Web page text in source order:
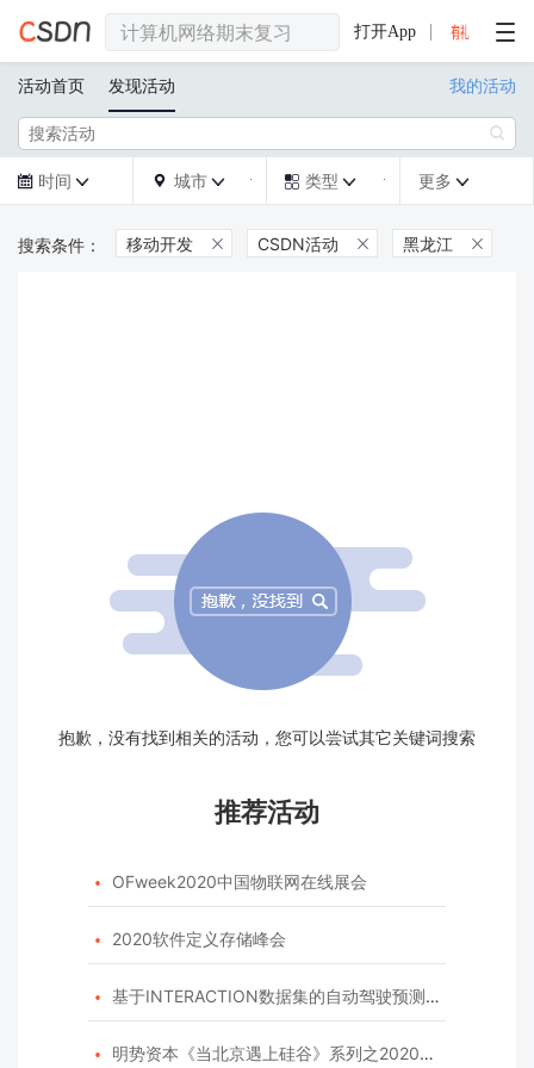
打开App
活动首页 发现活动 我的活动

 时间   城市   类型  更多 
移动开发  CSDN活动  黑龙江 
抱歉，没有找到相关的活动，您可以尝试其它关键词搜索
推荐活动
 OFweek2020中国物联网在线展会
 2020软件定义存储峰会
 基于INTERACTION数据集的自动驾驶预测模型挑战赛
 明势资本《当北京遇上硅谷》系列之2020年度开源峰会